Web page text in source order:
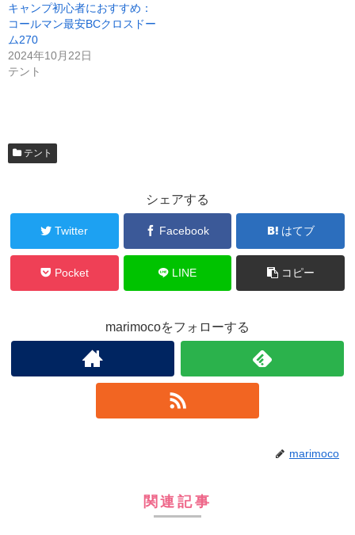
キャンプ初心者におすすめ：
コールマン最安BCクロスドー
ム270
2024年10月22日
テント
テント
シェアする
Twitter Facebook はてブ
Pocket LINE コピー
marimocoをフォローする
marimoco
関連記事